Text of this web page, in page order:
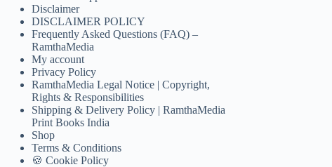
Disclaimer
DISCLAIMER POLICY
Frequently Asked Questions (FAQ) –
RamthaMedia
My account
Privacy Policy
RamthaMedia Legal Notice | Copyright,
Rights & Responsibilities
Shipping & Delivery Policy | RamthaMedia
Print Books India
Shop
Terms & Conditions
🍪 Cookie Policy